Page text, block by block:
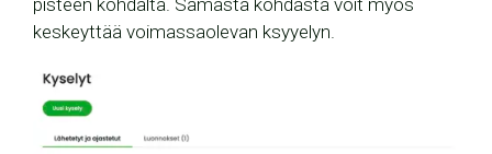
keskeyttää voimassaolevan ksyyelyn.